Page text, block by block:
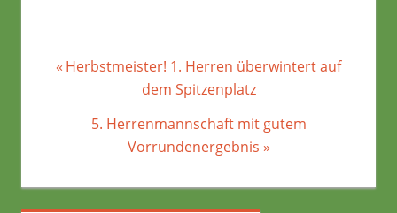
Beitragsnavigation
Vorheriger
Herbstmeister! 1. Herren überwintert auf
dem Spitzenplatz
Nächster
Beitrag:
5. Herrenmannschaft mit gutem
Vorrundenergebnis